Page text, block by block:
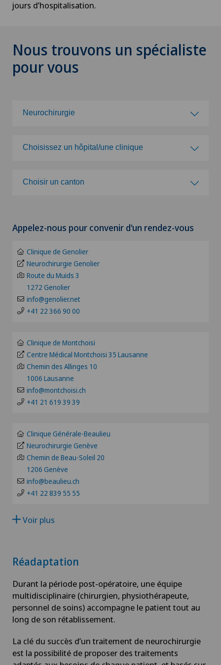
jours d’hospitalisation.
Nous trouvons un spécialiste
pour vous
Neurochirurgie
Alter G
Andrologie
Angiographie
Angiologie
Appareillage médical personnalisé
Arthroscopie de l'épaule
Arthroscopie genou
Arthrose
Arthrose de l’épaule
Arthrose du genou
Astigmatisme
Atelier socio-esthétique
Choisissez un hôpital/une clinique
Clinique de Montchoisi
Clinique de Valère
Clinique Générale Ste-Anne
Clinique Générale-Beaulieu
Clinique Valmont
Hôpital de La Providence
Hôpital de Saint-Imier
Patients internationaux
Privatklinik Siloah
Schmerzklinik Basel
Choisir un canton
BE
BS
FR
GE
TI
VS
VD
NE
Appelez-nous pour convenir d'un rendez-vous
Clinique de Genolier
Neurochirurgie Genolier
Route du Muids 3
1272 Genolier
info@genolier.net
+41 22 366 90 00
Clinique de Montchoisi
Centre Médical Montchoisi 35 Lausanne
Chemin des Allinges 10
1006 Lausanne
info@montchoisi.ch
+41 21 619 39 39
Clinique Générale-Beaulieu
Neurochirurgie Genève
Chemin de Beau-Soleil 20
1206 Genève
info@beaulieu.ch
+41 22 839 55 55
Voir plus
Réadaptation
Durant la période post-opératoire, une équipe
multidisciplinaire (chirurgien, physiothérapeute,
personnel de soins) accompagne le patient tout au
long de son rétablissement.
La clé du succès d’un traitement de neurochirurgie
est la possibilité de proposer des traitements